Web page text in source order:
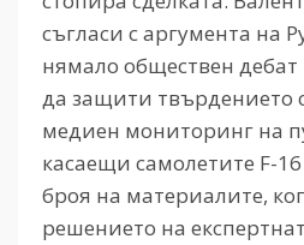
съгласи с аргумента на
нямало обществен дебат
да защити твърдението
медиен мониторинг на
касаещи самолетите F-
броя на материалите,
решението на